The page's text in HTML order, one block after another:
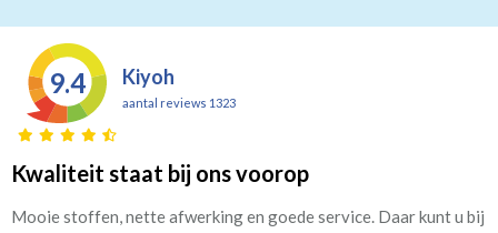
9.4 Kiyoh
aantal reviews 1323
Kwaliteit staat bij ons voorop
Mooie stoffen, nette afwerking en goede service. Daar kunt u bij